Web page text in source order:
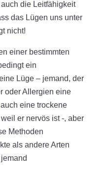
die Leitfähigkeit
das Lügen uns unter
nicht!
einer bestimmten
ein
Lüge – jemand, der
oder Allergien eine
eine trockene
er nervös ist -, aber
Methoden
als andere Arten